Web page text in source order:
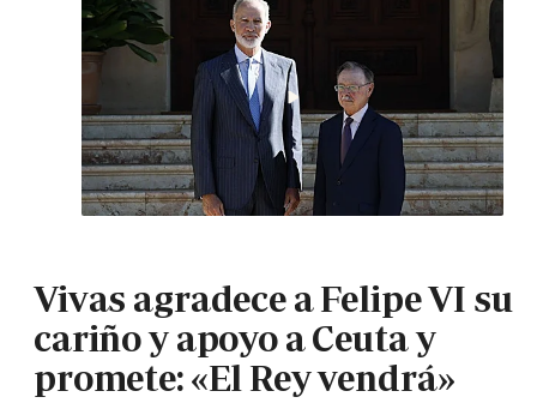
Vivas agradece a Felipe VI su
cariño y apoyo a Ceuta y
promete: «El Rey vendrá»